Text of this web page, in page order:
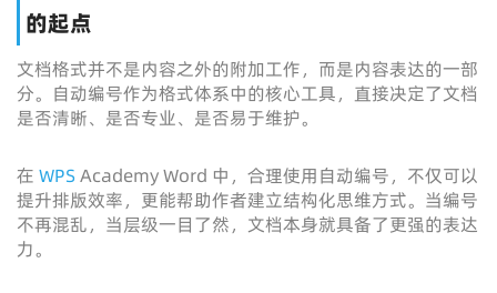
的起点
文档格式并不是内容之外的附加工作，而是内容表达的一部
分。自动编号作为格式体系中的核心工具，直接决定了文档
是否清晰、是否专业、是否易于维护。
在 WPS Academy Word 中，合理使用自动编号，不仅可以
提升排版效率，更能帮助作者建立结构化思维方式。当编号
不再混乱，当层级一目了然，文档本身就具备了更强的表达
力。